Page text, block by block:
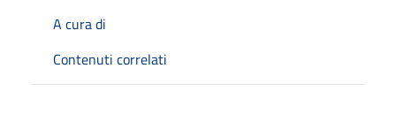
A cura di
Contenuti correlati